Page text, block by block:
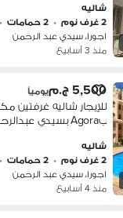
شاليه
2 غرف نوم
• 2 حمامات •
اجورا، سيدي عبد الرحمن
منذ 3 أسابيع
5,500 ج.م يومياً
للإيجار شاليه غرفتين
بAgora بسيدي عبدالرحمن امام Marassi
شاليه
2 غرف نوم
• 2 حمامات •
اجورا، سيدي عبد الرحمن
منذ 4 أسابيع